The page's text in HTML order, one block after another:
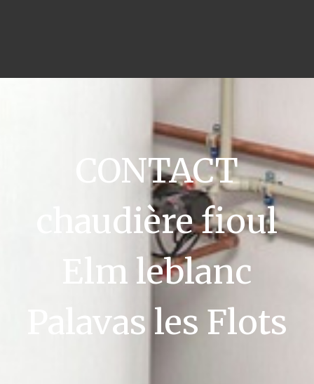
CONTACT
chaudière fioul
Elm leblanc
Palavas les Flots